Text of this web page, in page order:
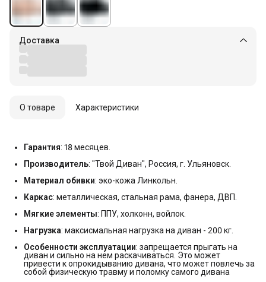
Доставка
О товаре Характеристики
Гарантия: 18 месяцев.
Производитель: "Твой Диван", Россия, г. Ульяновск.
Материал обивки: эко-кожа Линкольн.
Каркас: металлическая, стальная рама, фанера, ДВП.
Мягкие элементы: ППУ, холконн, войлок.
Нагрузка: максисмальная нагрузка на диван - 200 кг.
Особенности эксплуатации: запрещается прыгать на
диван и сильно на нем раскачиваться. Это может
привести к опрокидыванию дивана, что может повлечь за
собой физическую травму и поломку самого дивана